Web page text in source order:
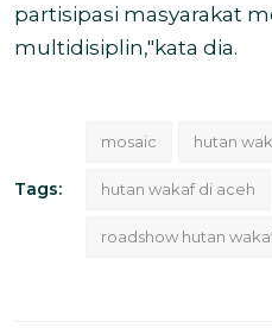
partisipasi masyarakat
multidisiplin,"kata dia.
Tags:
mosaic hutan
hutan wakaf di aceh
roadshow hutan